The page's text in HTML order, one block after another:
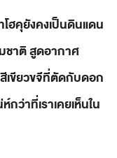
ฮคุยังคงเป็นดินแดน
ชาติ สูดอากาศ
เขียวขจีที่ตัดกับดอก
ว่าที่เราเคยเห็นใน